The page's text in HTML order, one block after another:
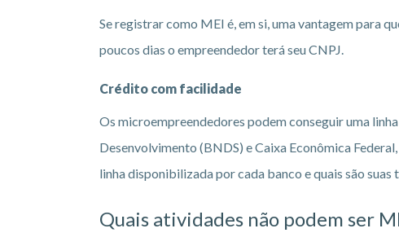
Se registrar como MEI é, em si, uma vantagem para
poucos dias o empreendedor terá seu CNPJ.
Crédito com facilidade
Os microempreendedores podem conseguir uma
Desenvolvimento (BNDS) e Caixa Econômica
linha disponibilizada por cada banco e quais são suas
Quais atividades não podem ser